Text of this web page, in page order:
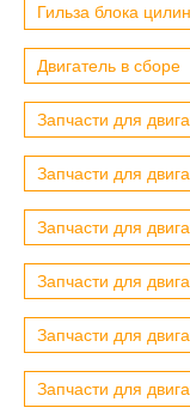
Гильза блока
Двигатель в сборе
Запчасти для
Запчасти для
Запчасти для
Запчасти для
Запчасти для
Запчасти для